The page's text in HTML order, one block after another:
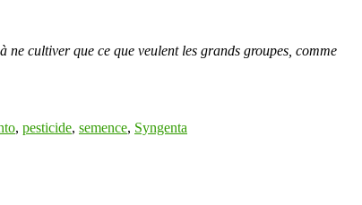
ne cultiver que ce que veulent les grands groupes, comme
, pesticide, semence, Syngenta